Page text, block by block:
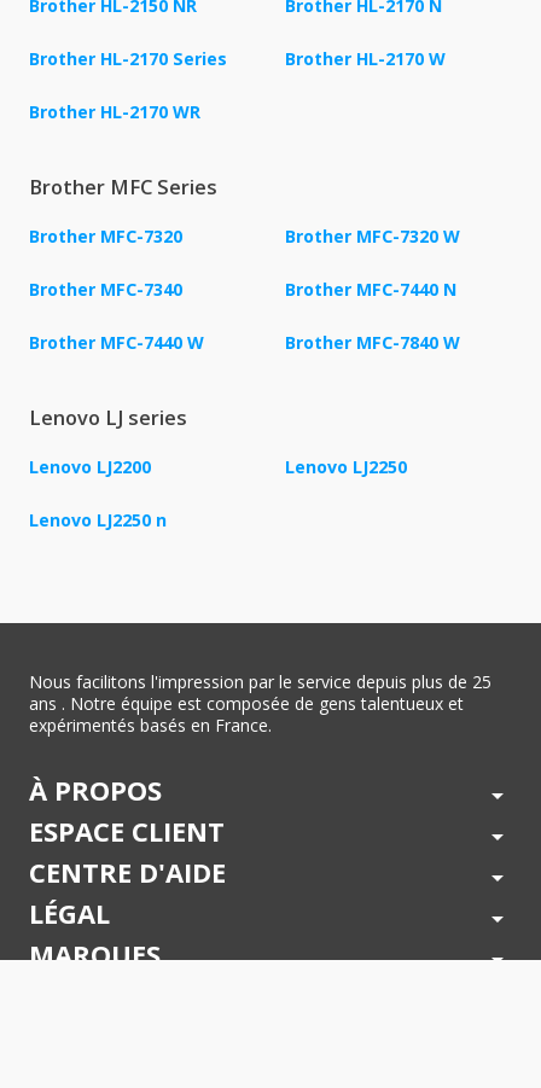
Brother HL-2150 NR Brother HL-2170 N
Brother HL-2170 Series Brother HL-2170 W
Brother HL-2170 WR
Brother MFC Series
Brother MFC-7320 Brother MFC-7320 W
Brother MFC-7340 Brother MFC-7440 N
Brother MFC-7440 W Brother MFC-7840 W
Lenovo LJ series
Lenovo LJ2200 Lenovo LJ2250
Lenovo LJ2250 n
Nous facilitons l'impression par le service depuis plus de 25
ans . Notre équipe est composée de gens talentueux et
expérimentés basés en France.
À PROPOS arrow_drop_down
ESPACE CLIENT arrow_drop_down
CENTRE D'AIDE arrow_drop_down
LÉGAL arrow_drop_down
MARQUES arrow_drop_down